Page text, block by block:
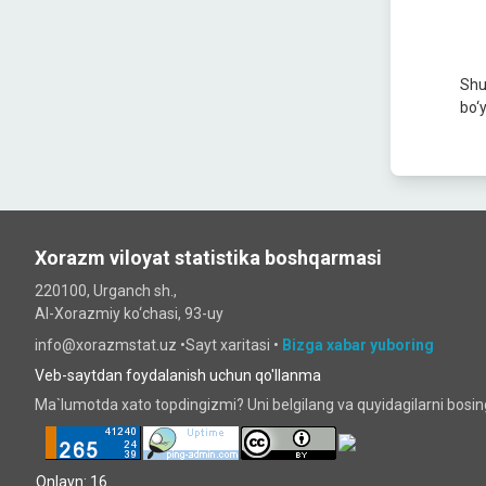
Xorazm viloyat statistika boshqarmasi
220100, Urganch sh.,
Al-Xorazmiy ko‘chаsi, 93-uy
info@xorazmstat.uz •Sayt xaritasi • Bizga xabar yuboring
Veb-saytdan foydalanish uchun qo'llanma
Ma`lumotda xato topdingizmi? Uni belgilang va quyidagilarni
Onlayn: 16